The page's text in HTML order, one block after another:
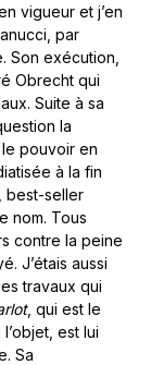
vigueur et j’en
par
Son exécution,
Obrecht qui
Suite à sa
la
pouvoir en
à la fin
best-seller
nom. Tous
contre la peine
J’étais aussi
travaux qui
, qui est le
est lui
Sa